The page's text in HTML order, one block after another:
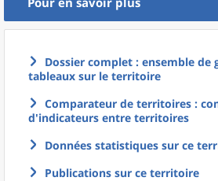
Dossier complet : ensemble de
tableaux sur le territoire
Comparateur de territoires :
d'indicateurs entre territoires
Données statistiques sur ce
Publications sur ce territoire